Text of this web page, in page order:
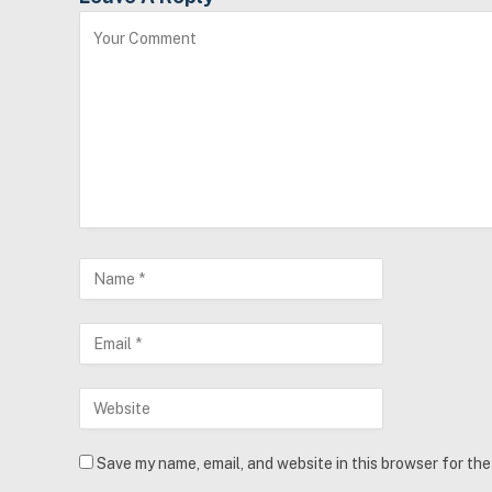
Save my name, email, and website in this browser for